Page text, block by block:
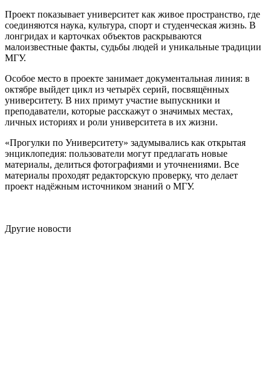
Проект показывает университет как живое пространство, где
соединяются наука, культура, спорт и студенческая жизнь. В
лонгридах и карточках объектов раскрываются
малоизвестные факты, судьбы людей и уникальные традиции
МГУ.
Особое место в проекте занимает документальная линия: в
октябре выйдет цикл из четырёх серий, посвящённых
университету. В них примут участие выпускники и
преподаватели, которые расскажут о значимых местах,
личных историях и роли университета в их жизни.
«Прогулки по Университету» задумывались как открытая
энциклопедия: пользователи могут предлагать новые
материалы, делиться фотографиями и уточнениями. Все
материалы проходят редакторскую проверку, что делает
проект надёжным источником знаний о МГУ.
Другие новости